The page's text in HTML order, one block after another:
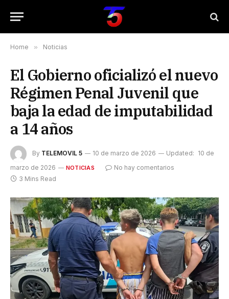
Home » Noticias
El Gobierno oficializó el nuevo
Régimen Penal Juvenil que
baja la edad de imputabilidad
a 14 años
By TELEMOVIL 5 10 de marzo de 2026 Updated: 10 de
marzo de 2026
NOTICIAS
No hay comentarios
3 Mins Read